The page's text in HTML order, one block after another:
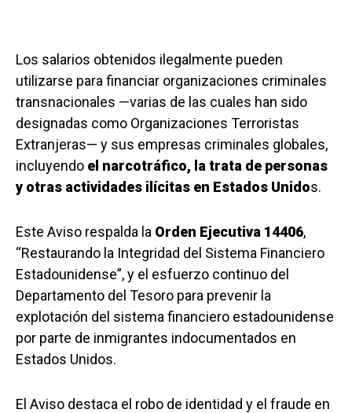
Los salarios obtenidos ilegalmente pueden
utilizarse para financiar organizaciones criminales
transnacionales —varias de las cuales han sido
designadas como Organizaciones Terroristas
Extranjeras— y sus empresas criminales globales,
incluyendo el narcotráfico, la trata de personas
y otras actividades ilícitas en Estados Unidos.
Este Aviso respalda la Orden Ejecutiva 14406,
“Restaurando la Integridad del Sistema Financiero
Estadounidense”, y el esfuerzo continuo del
Departamento del Tesoro para prevenir la
explotación del sistema financiero estadounidense
por parte de inmigrantes indocumentados en
Estados Unidos.
El Aviso destaca el robo de identidad y el fraude en